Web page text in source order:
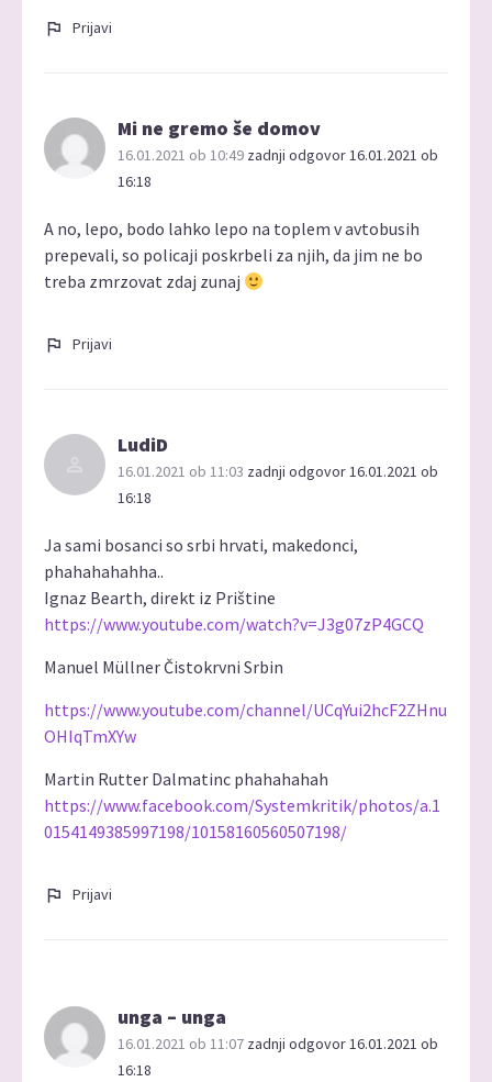
Prijavi
Mi ne gremo še domov
16.01.2021 ob 10:49 zadnji odgovor 16.01.2021 ob
16:18
A no, lepo, bodo lahko lepo na toplem v avtobusih
prepevali, so policaji poskrbeli za njih, da jim ne bo
treba zmrzovat zdaj zunaj
Prijavi
LudiD
16.01.2021 ob 11:03 zadnji odgovor 16.01.2021 ob
16:18
Ja sami bosanci so srbi hrvati, makedonci,
phahahahahha..
Ignaz Bearth, direkt iz Prištine
https://www.youtube.com/watch?v=J3g07zP4GCQ
Manuel Müllner Čistokrvni Srbin
https://www.youtube.com/channel/UCqYui2hcF2ZHnu
OHIqTmXYw
Martin Rutter Dalmatinc phahahahah
https://www.facebook.com/Systemkritik/photos/a.1
0154149385997198/10158160560507198/
Prijavi
unga – unga
16.01.2021 ob 11:07 zadnji odgovor 16.01.2021 ob
16:18